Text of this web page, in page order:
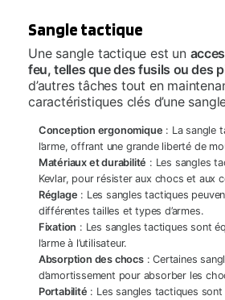
Sangle tactique
Une sangle tactique est un
feu, telles que des fusils ou des
d’autres tâches tout en
caractéristiques clés d’une
Conception ergonomique : La sangle
l’arme, offrant une grande liberté de
Matériaux et durabilité : Les sangles
Kevlar, pour résister aux chocs et aux
Réglage : Les sangles tactiques
différentes tailles et types d’armes.
Fixation : Les sangles tactiques sont
l’arme à l’utilisateur.
Absorption des chocs: Certaines
d’amortissement pour absorber les
Portabilité : Les sangles tactiques